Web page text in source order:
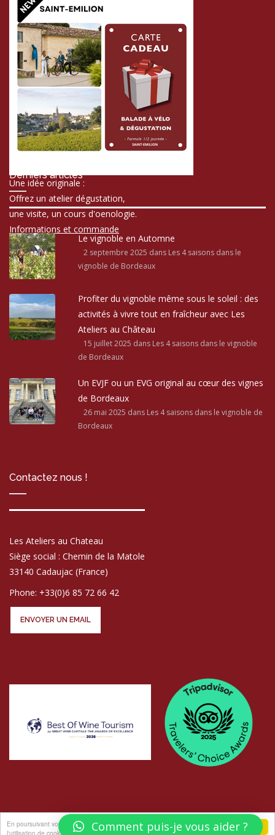
j'accepte
En poursuivant votre navigation sur ce site, vous acceptez
l'utilisation de cookies pour vous proposer des offres et services
Une idée originale :
Offrez un atelier dégustation,
une visite, un cours d'oenologie.
Informations et commande
Derniers articles
Le vignoble en Automne
2 septembre 2025 dans Les 4 saisons dans le
vignoble de Bordeaux
Profiter du vignoble même sous le soleil : des
activités à vivre tout en fraîcheur avec Les
Ateliers au Château
15 juillet 2025 dans Les 4 saisons dans le vignoble
de Bordeaux
Un EVJF ou un EVG original au cœur des vignes
de Bordeaux
26 mai 2025 dans Les 4 saisons dans le vignoble de
Bordeaux
Contactez nous !
Les Ateliers au Chateau
Siège social : Chemin de la Matole
33140 Cadaujac (France)
Phone: +33(0)6 85 72 66 42
ENVOYER UN EMAIL
Comment puis-je vous aider ?